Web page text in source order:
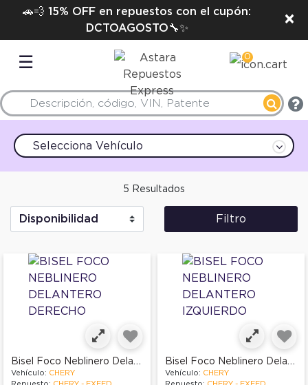
🚗💨 15% OFF en repuestos con el cupón:
DCTOAGOSTO🔧✨
×
☰ 0
Selecciona Vehículo
5 Resultados
Filtro
Bisel Foco Neblinero Delantero Derecho
Vehículo: CHERY
Bisel Foco Neblinero Delantero Izquierdo
Vehículo: CHERY